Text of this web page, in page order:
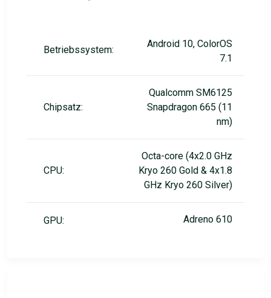
Betriebssystem:
Android 10, ColorOS
7.1
Chipsatz:
Qualcomm SM6125
Snapdragon 665 (11
nm)
CPU:
Octa-core (4x2.0 GHz
Kryo 260 Gold & 4x1.8
GHz Kryo 260 Silver)
GPU: Adreno 610